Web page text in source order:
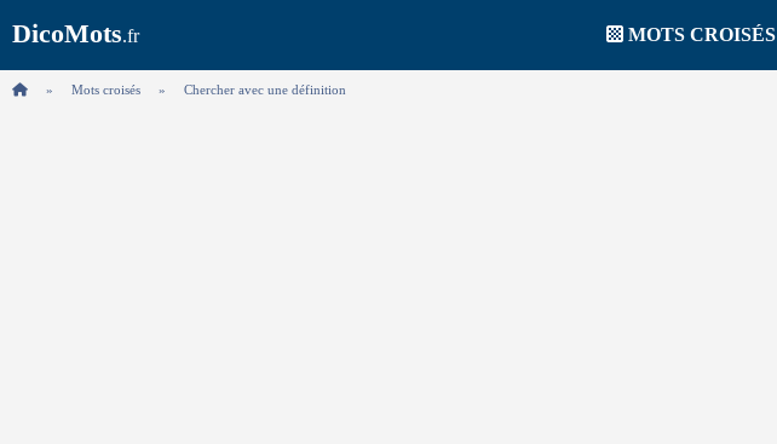
DicoMots.fr MOTS CROISÉS
Mots croisés Chercher avec une définition